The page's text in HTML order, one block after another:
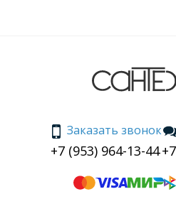
Заказать звонок
+7 (953) 964-13-44